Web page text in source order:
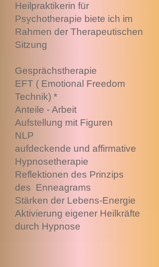
Heilpraktikerin für
Psychotherapie biete ich im
Rahmen der Therapeutischen
Sitzung
Gesprächstherapie
EFT ( Emotional Freedom
Technik) *
Anteile - Arbeit
Aufstellung mit Figuren
NLP
aufdeckende und affirmative
Hypnosetherapie
Reflektionen des Prinzips
des Enneagrams
Stärken der Lebens-Energie
Aktivierung eigener Heilkräfte
durch Hypnose